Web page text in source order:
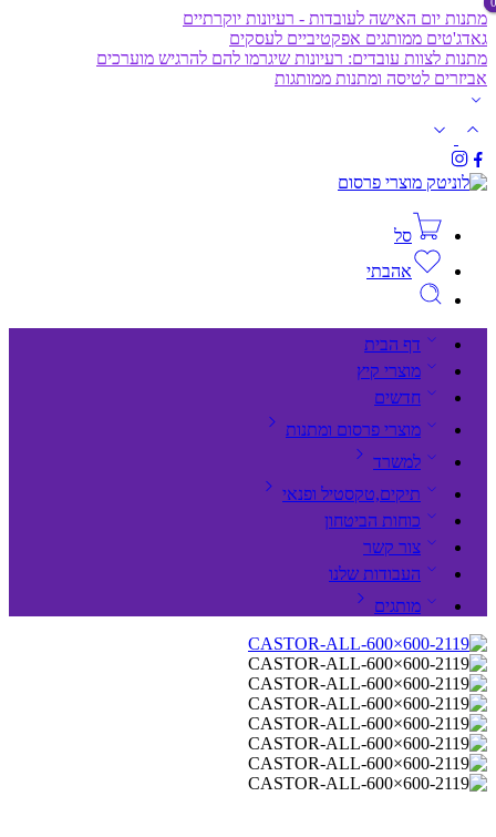
מתנות יום האישה לעובדות - רעיונות יוקרתיים
גאדג'טים ממותגים אפקטיביים לעסקים
מתנות לצוות עובדים: רעיונות שיגרמו להם להרגיש מוערכים
אביזרים לטיסה ומתנות ממותגות
סל
אהבתי
דף הבית
מוצרי קיץ
חדשים
מוצרי פרסום ומתנות
למשרד
תיקים,טקסטיל ופנאי
כוחות הביטחון
צור קשר
העבודות שלנו
מותגים